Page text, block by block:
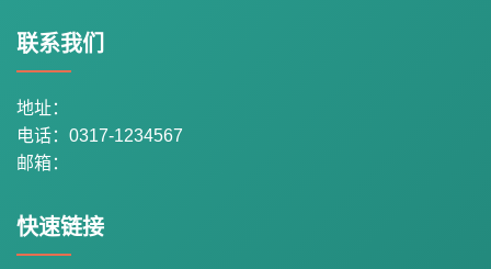
联系我们
地址：
电话：0317-1234567
邮箱：
快速链接